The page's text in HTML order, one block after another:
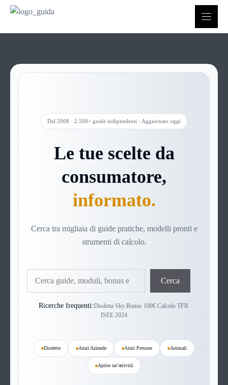
contenuto
Dal 2008 · 2.500+ guide indipendenti · Aggiornato oggi
Le tue scelte da
consumatore,
informato.
Cerca tra migliaia di guide pratiche, modelli pronti e
strumenti di calcolo.
Cerca
Ricerche frequenti:Disdetta Sky.Bonus 100€.Calcolo TFR.
ISEE 2024
Disdette Aiuti Aziende Aiuti Persone Animali
Aprire un’attività